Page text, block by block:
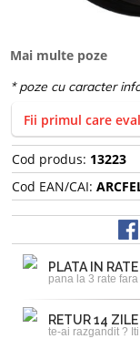
Mai multe poze
Fii primul care
Cod produs: 13223
Cod EAN/CAI:
PLATA IN RATE
pana la 3 rate
RETUR 14 ZILE
te-ai razgandit ?